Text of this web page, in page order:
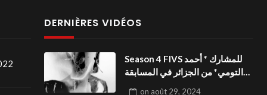
DERNIÈRES VIDÉOS
Season 4 FIVS للمشارك * أحمد
التومي* من الجزائر في المسابقة
on août 29, 2024